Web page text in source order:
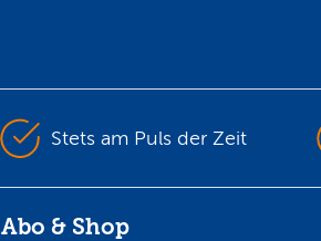
Stets am Puls der Zeit
Abo & Shop